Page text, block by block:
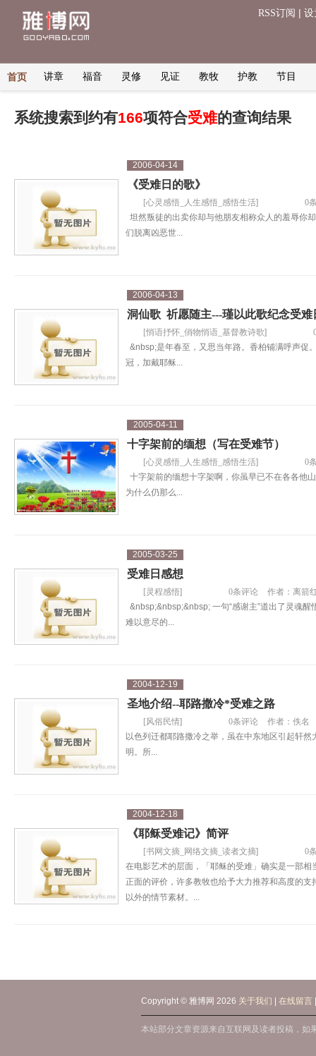
RSS订阅 | 设
首页 讲章 福音 灵修 见证 教牧 护教 节目
系统搜索到约有166项符合受难的查询结果
2006-04-14
《受难日的歌》
[心灵感悟_人生感悟_感悟生活]
0
坦然叛徒的出卖你却与他朋友相称众人的羞辱你
们脱离凶恶世...
2006-04-13
洞仙歌 祈愿随主---瑾以此歌纪念受难
[悄语抒怀_俏物悄语_基督教诗歌]
&nbsp;是年春至，又思当年路。香柏铺满呼声促
冠，加戴耶稣...
2005-04-11
十字架前的缅想（写在受难节）
[心灵感悟_人生感悟_感悟生活]
0
十字架前的缅想十字架啊，你虽早已不在各各他
为什么仍那么...
2005-03-25
受难日感想
[灵程感悟] 0条评论 作者： 离箭
&nbsp;&nbsp;&nbsp; 一句“感谢主”道出了灵魂
难以意尽的...
2004-12-19
圣地介绍--耶路撒冷*受难之路
[风俗民情] 0条评论 作者： 佚名
以色列迁都耶路撒冷之举，虽在中东地区引起轩
明。所...
2004-12-18
《耶稣受难记》简评
[书网文摘_网络文摘_读者文摘]
0
在电影艺术的层面，「耶稣的受难」确实是一部
正面的评价，许多教牧也给予大力推荐和高度的
以外的情节素材。...
Copyright © 雅博网 2026 关于我们 在线留言
本站部分文章资源来自互联网及读者投稿，如